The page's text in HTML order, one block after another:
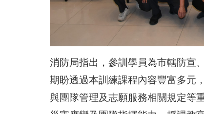
消防局指出，參訓學員為市轄防宣
期盼透過本訓練課程內容豐富多元
與團隊管理及志願服務相關規定等